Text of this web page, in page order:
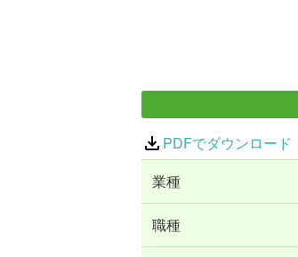
PDFでダウンロード
業種
職種